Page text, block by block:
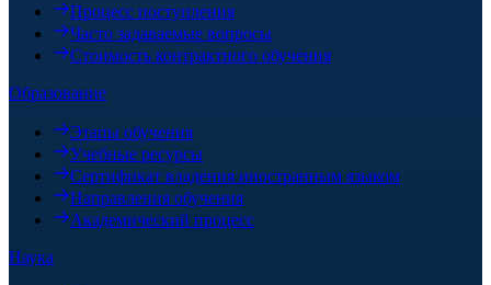
Процесс поступления
Часто задаваемые вопросы
Стоимость контрактного обучения
Образование
Этапы обучения
Учебные ресурсы
Сертификат владения иностранным языком
Направления обучения
Академический процесс
Наука